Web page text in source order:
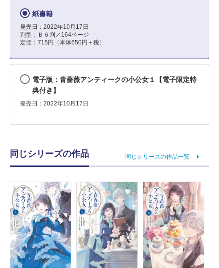
紙書籍
発売日：2022年10月17日
判型：Ｂ６判／164ページ
定価：715円（本体650円＋税）
電子版：青薔薇アンティークの小公女１【電子限定特
典付き】
発売日：2022年10月17日
同じシリーズの作品 同じシリーズの作品一覧